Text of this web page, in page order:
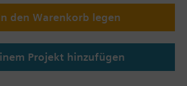
falls zusätzliche Funktionen
Zeitpunkt benötigt werden.
den Warenkorb legen
Projekt hinzufügen